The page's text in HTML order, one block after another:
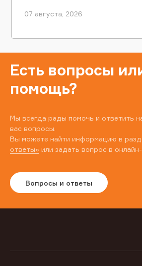
07 августа, 2026
Есть вопросы
помощь?
Мы всегда рады помочь и ответить
вас вопросы.
Вы можете найти информацию в
ответы» или задать вопрос в
Вопросы и ответы